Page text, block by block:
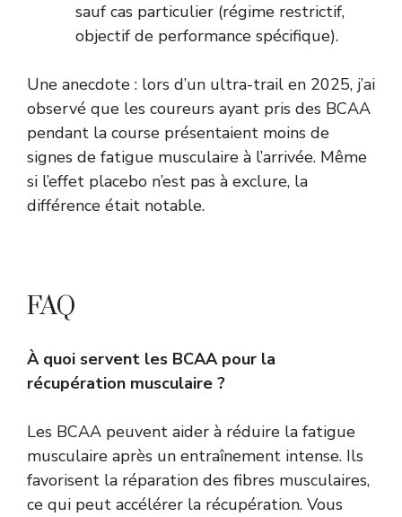
sauf cas particulier (régime restrictif,
objectif de performance spécifique).
Une anecdote : lors d’un ultra-trail en 2025, j’ai
observé que les coureurs ayant pris des BCAA
pendant la course présentaient moins de
signes de fatigue musculaire à l’arrivée. Même
si l’effet placebo n’est pas à exclure, la
différence était notable.
FAQ
À quoi servent les BCAA pour la
récupération musculaire ?
Les BCAA peuvent aider à réduire la fatigue
musculaire après un entraînement intense. Ils
favorisent la réparation des fibres musculaires,
ce qui peut accélérer la récupération. Vous